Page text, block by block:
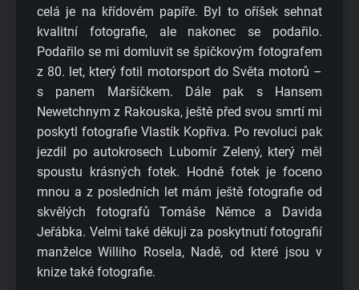
celá je na křídovém papíře. Byl to oříšek sehnat
kvalitní fotografie, ale nakonec se podařilo.
Podařilo se mi domluvit se špičkovým fotografem
z 80. let, který fotil motorsport do Světa motorů –
s panem Maršíčkem. Dále pak s Hansem
Newetchnym z Rakouska, ještě před svou smrtí mi
poskytl fotografie Vlastík Kopřiva. Po revoluci pak
jezdil po autokrosech Lubomír Zelený, který měl
spoustu krásných fotek. Hodně fotek je foceno
mnou a z posledních let mám ještě fotografie od
skvělých fotografů Tomáše Němce a Davida
Jeřábka. Velmi také děkuji za poskytnutí fotografií
manželce Williho Rosela, Nadě, od které jsou v
knize také fotografie.